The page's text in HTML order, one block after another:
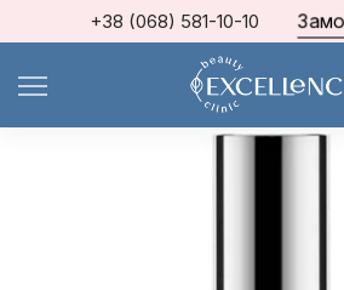
+38 (068) 581-10-10
Крем для шкіри навколо очей 15